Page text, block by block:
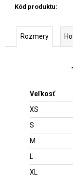
Kód produktu:
Rozmery
Veľkosť
XS
S
M
L
XL